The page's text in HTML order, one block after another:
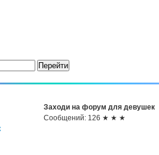
Заходи на форум для девушек
Сообщений: 126 ★ ★ ★